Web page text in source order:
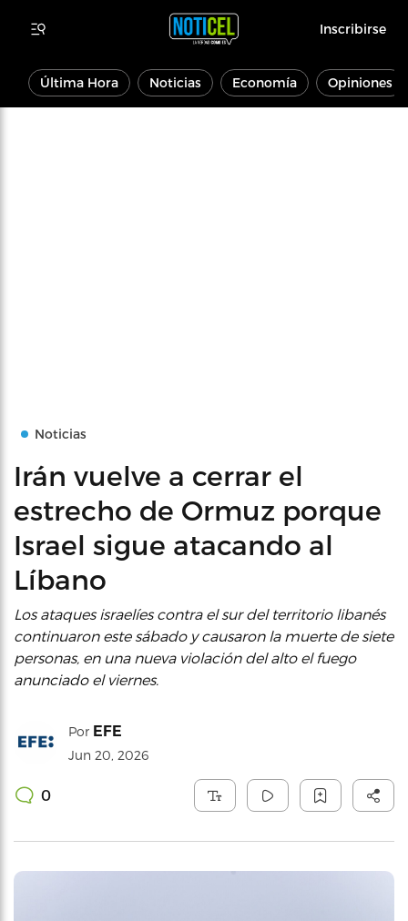
Inscribirse
Última Hora Noticias Economía Opiniones
Noticias
Irán vuelve a cerrar el
estrecho de Ormuz porque
Israel sigue atacando al
Líbano
Los ataques israelíes contra el sur del territorio libanés
continuaron este sábado y causaron la muerte de siete
personas, en una nueva violación del alto el fuego
anunciado el viernes.
Por EFE
Jun 20, 2026
0